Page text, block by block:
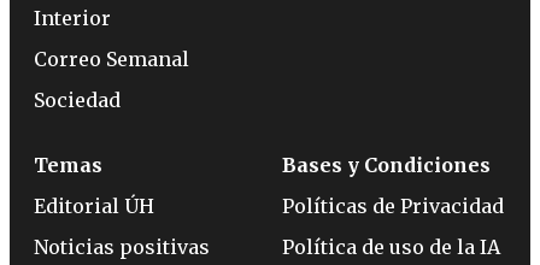
Interior
Correo Semanal
Sociedad
Temas
Editorial ÚH
Noticias positivas
Bases y Condiciones
Políticas de Privacidad
Política de uso de la IA